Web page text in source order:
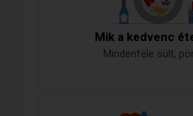
Mik a kedvenc
Mindenféle sült,